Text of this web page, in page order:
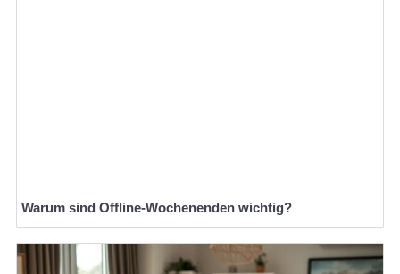
Warum sind Offline-Wochenenden wichtig?